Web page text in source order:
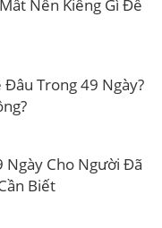
Nên Kiêng Gì Để
Trong 49 Ngày?
Ngày Cho Người Đã
Biết